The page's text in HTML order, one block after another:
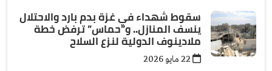
سقوط شهداء في غزة بدم بارد والاحتلال
ينسف المنازل.. و”حماس” ترفض خطة
ملادينوف الدولية لنزع السلاح